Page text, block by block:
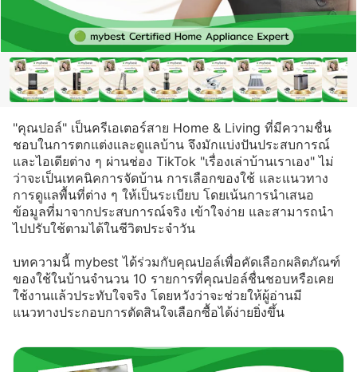
"คุณปอล์" เป็นครีเอเตอร์สาย Home & Living ที่มีความชื่น
ชอบในการตกแต่งและดูแลบ้าน จึงมักแบ่งปันประสบการณ์
และไอเดียต่าง ๆ ผ่านช่อง TikTok "เรื่องเล่าบ้านเราเอง" ไม่
ว่าจะเป็นเทคนิคการจัดบ้าน การเลือกของใช้ และแนวทาง
การดูแลพื้นที่ต่าง ๆ ให้เป็นระเบียบ โดยเน้นการนำเสนอ
ข้อมูลที่มาจากประสบการณ์จริง เข้าใจง่าย และสามารถนำ
ไปปรับใช้ตามได้ในชีวิตประจำวัน
บทความนี้ mybest ได้ร่วมกับคุณปอล์เพื่อคัดเลือกผลิตภัณฑ์
ของใช้ในบ้านจำนวน 10 รายการที่คุณปอล์ชื่นชอบหรือเคย
ใช้งานแล้วประทับใจจริง โดยหวังว่าจะช่วยให้ผู้อ่านมี
แนวทางประกอบการตัดสินใจเลือกซื้อได้ง่ายยิ่งขึ้น